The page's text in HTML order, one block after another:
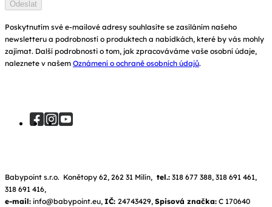
Mapa stránek
Zaregistrujte svůj výrobek
Odeslat
Poskytnutím své e-mailové adresy souhlasíte se zasíláním našeho
newsletteru a podrobností o produktech a nabídkách, které by vás mohly
zajímat. Další podrobnosti o tom, jak zpracováváme vaše osobní údaje,
naleznete v našem Oznámení o ochraně osobních údajů.
Babypoint s.r.o. Konětopy 62, 262 31 Milín, tel.: 318 677 388, 318 691 461,
318 691 416,
e-mail: info@babypoint.eu, IČ: 24743429, Spisová značka: C 170640